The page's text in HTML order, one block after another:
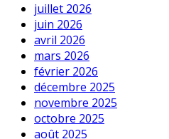
juillet 2026
juin 2026
avril 2026
mars 2026
février 2026
décembre 2025
novembre 2025
octobre 2025
août 2025